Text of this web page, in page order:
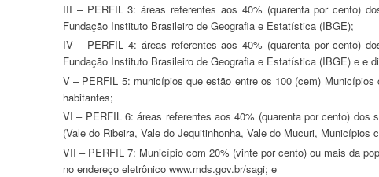
III – PERFIL 3: áreas referentes aos 40% (quarenta por cento) dos setores censitários com os maiores percentuais de população em extrema pobreza das Capitais e Regiões Metropolitanas, conforme
Fundação Instituto Brasileiro de Geografia e Estatística (IBGE);
IV – PERFIL 4: áreas referentes aos 40% (quarenta por cento) dos setores censitários com os maiores percentuais de população em extrema pobreza dos municípios do grupo I do PAB fixo conforme
Fundação Instituto Brasileiro de Geografia e Estatística (IBGE) e e
V – PERFIL 5: municípios que estão entre os 100 (cem) Municípios com mais de 80.000 (oitenta mil) habitantes, com os mais baixos níveis de receita pública “per capita” e alta vulnerabilidade social de seus
habitantes;
VI – PERFIL 6: áreas referentes aos 40% (quarenta por cento) dos setores censitários com os maiores percentuais de população em extrema pobreza dos municípios que estão em regiões de vulnerabilidade
(Vale do Ribeira, Vale do Jequitinhonha, Vale do Mucuri,
VII – PERFIL 7: Município com 20% (vinte por cento) ou mais da população vivendo em extrema pobreza, com base nos dados do Ministério do Desenvolvimento Social e Combate à Fome (MDS), disponíveis
no endereço eletrônico www.mds.gov.br/sagi; e